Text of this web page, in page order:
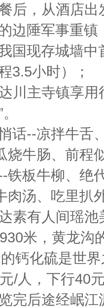
后，从酒店出
边陲军事重
国现存城墙
3.5小时）；
川主寺镇享
悄话--凉拌牛
烧牛肠、前程
铁板牛柳、绝
肉汤、吃里扒
素有人间瑶池
米，黄龙沟
钙化硫是世
/人，下行40
完后途经岷